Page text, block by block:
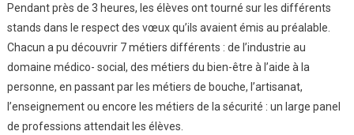
Pendant près de 3 heures, les élèves ont tourné sur les différents
stands dans le respect des vœux qu’ils avaient émis au préalable.
Chacun a pu découvrir 7 métiers différents : de l’industrie au
domaine médico- social, des métiers du bien-être à l’aide à la
personne, en passant par les métiers de bouche, l’artisanat,
l’enseignement ou encore les métiers de la sécurité : un large panel
de professions attendait les élèves.